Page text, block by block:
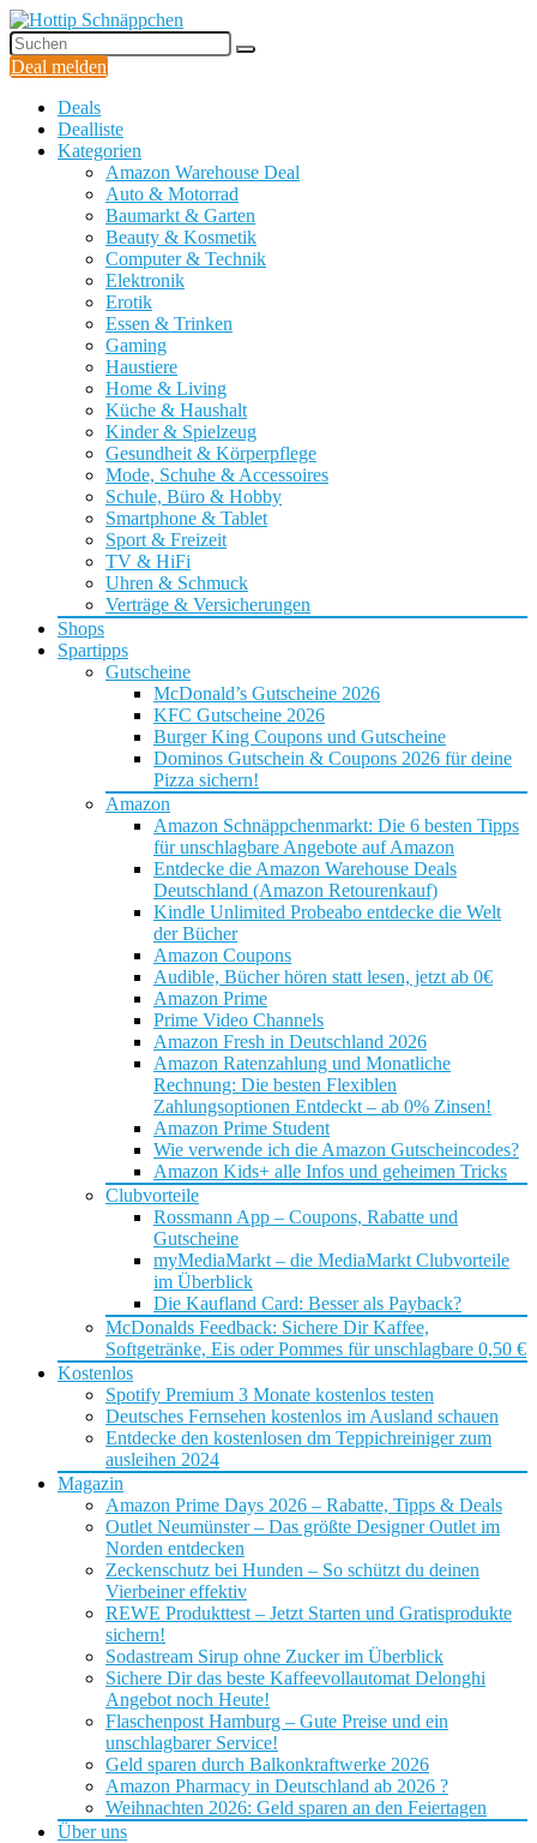
Deal melden
Deals
Dealliste
Kategorien
Amazon Warehouse Deal
Auto & Motorrad
Baumarkt & Garten
Beauty & Kosmetik
Computer & Technik
Elektronik
Erotik
Essen & Trinken
Gaming
Haustiere
Home & Living
Küche & Haushalt
Kinder & Spielzeug
Gesundheit & Körperpflege
Mode, Schuhe & Accessoires
Schule, Büro & Hobby
Smartphone & Tablet
Sport & Freizeit
TV & HiFi
Uhren & Schmuck
Verträge & Versicherungen
Shops
Spartipps
Gutscheine
McDonald’s Gutscheine 2026
KFC Gutscheine 2026
Burger King Coupons und Gutscheine
Dominos Gutschein & Coupons 2026 für deine
Pizza sichern!
Amazon
Amazon Schnäppchenmarkt: Die 6 besten Tipps
für unschlagbare Angebote auf Amazon
Entdecke die Amazon Warehouse Deals
Deutschland (Amazon Retourenkauf)
Kindle Unlimited Probeabo entdecke die Welt
der Bücher
Amazon Coupons
Audible, Bücher hören statt lesen, jetzt ab 0€
Amazon Prime
Prime Video Channels
Amazon Fresh in Deutschland 2026
Amazon Ratenzahlung und Monatliche
Rechnung: Die besten Flexiblen
Zahlungsoptionen Entdeckt – ab 0% Zinsen!
Amazon Prime Student
Wie verwende ich die Amazon Gutscheincodes?
Amazon Kids+ alle Infos und geheimen Tricks
Clubvorteile
Rossmann App – Coupons, Rabatte und
Gutscheine
myMediaMarkt – die MediaMarkt Clubvorteile
im Überblick
Die Kaufland Card: Besser als Payback?
McDonalds Feedback: Sichere Dir Kaffee,
Softgetränke, Eis oder Pommes für unschlagbare 0,50 €
Kostenlos
Spotify Premium 3 Monate kostenlos testen
Deutsches Fernsehen kostenlos im Ausland schauen
Entdecke den kostenlosen dm Teppichreiniger zum
ausleihen 2024
Magazin
Amazon Prime Days 2026 – Rabatte, Tipps & Deals
Outlet Neumünster – Das größte Designer Outlet im
Norden entdecken
Zeckenschutz bei Hunden – So schützt du deinen
Vierbeiner effektiv
REWE Produkttest – Jetzt Starten und Gratisprodukte
sichern!
Sodastream Sirup ohne Zucker im Überblick
Sichere Dir das beste Kaffeevollautomat Delonghi
Angebot noch Heute!
Flaschenpost Hamburg – Gute Preise und ein
unschlagbarer Service!
Geld sparen durch Balkonkraftwerke 2026
Amazon Pharmacy in Deutschland ab 2026 ?
Weihnachten 2026: Geld sparen an den Feiertagen
Über uns